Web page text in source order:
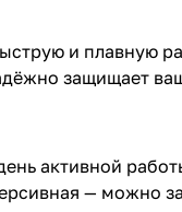
и плавную
защищает
активной
— можно